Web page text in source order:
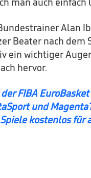
Alan
Beater nach dem
ein wichtiger
hervor.
FIBA
und
kostenlos für